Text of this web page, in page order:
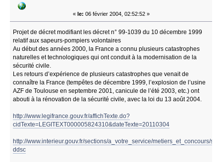
« le: 06 février 2004, 02:52:52 »
Projet de décret modifiant les décret n° 99-1039 du 10 décembre 1999
relatif aux sapeurs-pompiers volontaires
Au début des années 2000, la France a connu plusieurs catastrophes
naturelles et technologiques qui ont conduit à la modernisation de la
sécurité civile.
Les retours d’expérience de plusieurs catastrophes que venait de
connaître la France (tempêtes de décembre 1999, l’explosion de l’usine
AZF de Toulouse en septembre 2001, canicule de l’été 2003, etc.) ont
abouti à la rénovation de la sécurité civile, avec la loi du 13 août 2004.
http://www.legifrance.gouv.fr/affichTexte.do?
cidTexte=LEGITEXT000005824310&dateTexte=20110304
http://www.interieur.gouv.fr/sections/a_votre_service/metiers_et_concours/
ddsc